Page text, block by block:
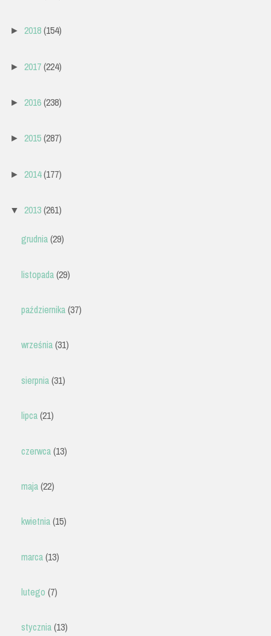
► 2018(154)
► 2017(224)
► 2016(238)
► 2015(287)
► 2014(177)
▼ 2013(261)
grudnia(29)
listopada(29)
października(37)
września(31)
sierpnia(31)
lipca(21)
czerwca(13)
maja(22)
kwietnia(15)
marca(13)
lutego (7)
stycznia(13)